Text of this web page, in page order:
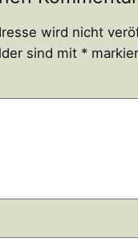
wird nicht
sind mit *